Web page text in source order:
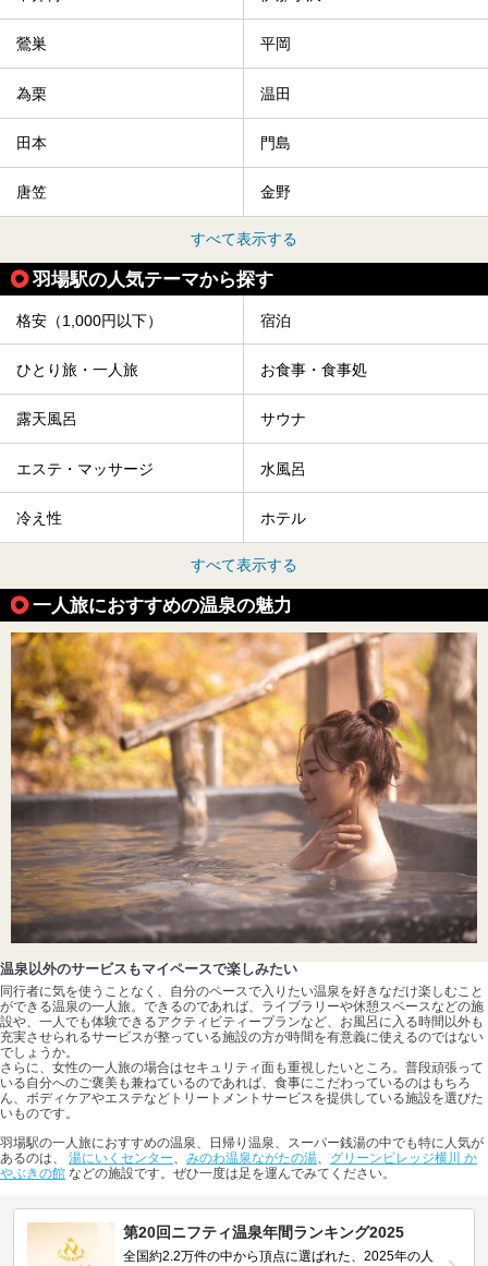
鶯巣 平岡
為栗 温田
田本 門島
唐笠 金野
すべて表示する
羽場駅の人気テーマから探す
格安（1,000円以下） 宿泊
ひとり旅・一人旅 お食事・食事処
露天風呂 サウナ
エステ・マッサージ 水風呂
冷え性 ホテル
すべて表示する
一人旅におすすめの温泉の魅力
温泉以外のサービスもマイペースで楽しみたい
同行者に気を使うことなく、自分のペースで入りたい温泉を好きなだけ楽しむこと
ができる温泉の一人旅。できるのであれば、ライブラリーや休憩スペースなどの施
設や、一人でも体験できるアクティビティープランなど、お風呂に入る時間以外も
充実させられるサービスが整っている施設の方が時間を有意義に使えるのではない
でしょうか。
さらに、女性の一人旅の場合はセキュリティ面も重視したいところ。普段頑張って
いる自分へのご褒美も兼ねているのであれば、食事にこだわっているのはもちろ
ん、ボディケアやエステなどトリートメントサービスを提供している施設を選びた
いものです。
羽場駅の一人旅におすすめの温泉、日帰り温泉、スーパー銭湯の中でも特に人気が
あるのは、 湯にいくセンター、 みのわ温泉ながたの湯、 グリーンビレッジ横川 か
やぶきの館 などの施設です。ぜひ一度は足を運んでみてください。
第20回ニフティ温泉年間ランキング2025
全国約2.2万件の中から頂点に選ばれた、2025年の人